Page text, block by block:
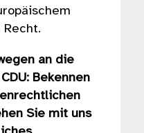
an die
Bekennen
Sie mit uns